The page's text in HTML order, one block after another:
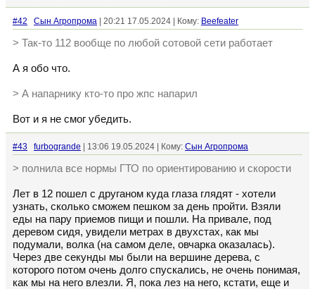
#42 Сын Агропрома | 20:21 17.05.2024 | Кому: Beefeater
> Так-то 112 вообще по любой сотовой сети работает
А я обо что.
> А напарнику кто-то про жпс напарил
Вот и я не смог убедить.
#43 furbogrande | 13:06 19.05.2024 | Кому: Сын Агропрома
> полнила все нормы ГТО по ориентированию и скорости
Лет в 12 пошел с друганом куда глаза глядят - хотели
узнать, сколько сможем пешком за день пройти. Взяли
еды на пару приемов пищи и пошли. На привале, под
деревом сидя, увидели метрах в двухстах, как мы
подумали, волка (на самом деле, овчарка оказалась).
Через две секунды мы были на вершине дерева, с
которого потом очень долго спускались, не очень понимая,
как мы на него влезли. Я, пока лез на него, кстати, еще и